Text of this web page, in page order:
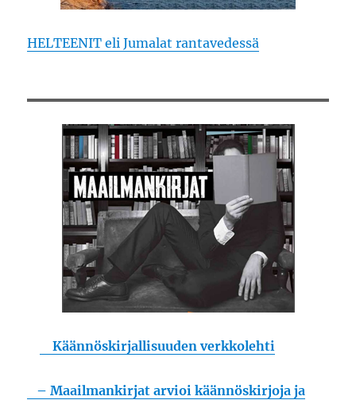
HELTEENIT eli Jumalat rantavedessä
Käännöskirjallisuuden verkkolehti
– Maailmankirjat arvioi käännöskirjoja ja